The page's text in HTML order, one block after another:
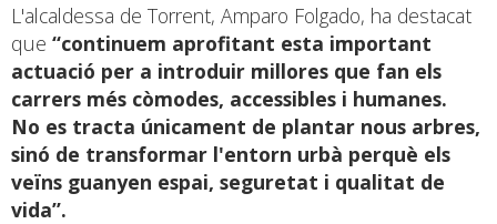
L'alcaldessa de Torrent, Amparo Folgado, ha destacat
que “continuem aprofitant esta important
actuació per a introduir millores que fan els
carrers més còmodes, accessibles i humanes.
No es tracta únicament de plantar nous arbres,
sinó de transformar l'entorn urbà perquè els
veïns guanyen espai, seguretat i qualitat de
vida”.